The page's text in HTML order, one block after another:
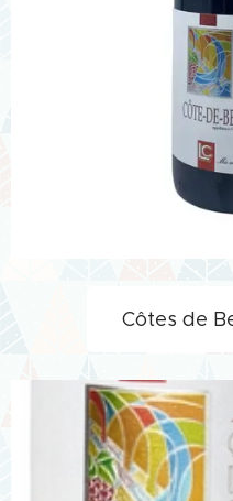
Côtes de